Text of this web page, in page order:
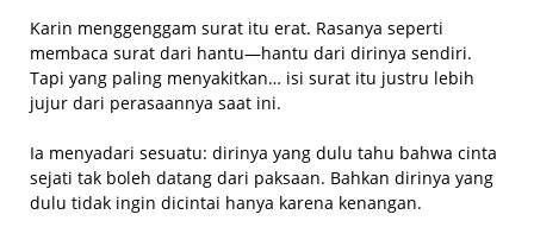
Karin menggenggam surat itu erat. Rasanya seperti
membaca surat dari hantu—hantu dari dirinya sendiri.
Tapi yang paling menyakitkan… isi surat itu justru lebih
jujur dari perasaannya saat ini.
Ia menyadari sesuatu: dirinya yang dulu tahu bahwa cinta
sejati tak boleh datang dari paksaan. Bahkan dirinya yang
dulu tidak ingin dicintai hanya karena kenangan.